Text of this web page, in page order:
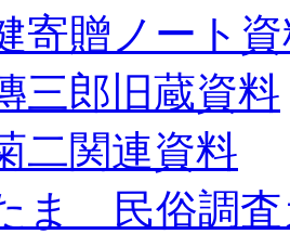
寄贈ノート
三郎旧蔵資料
二関連資料
ま 民俗調査